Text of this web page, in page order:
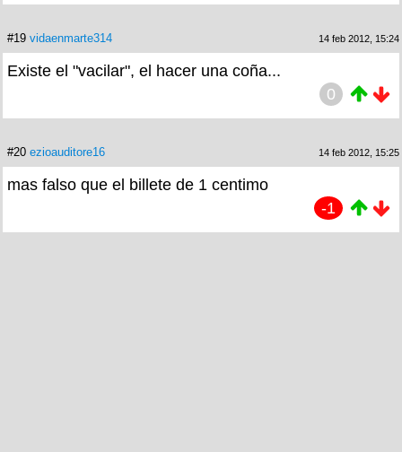
#19 vidaenmarte314 14 feb 2012, 15:24
Existe el "vacilar", el hacer una coña...
0
#20 ezioauditore16 14 feb 2012, 15:25
mas falso que el billete de 1 centimo
-1